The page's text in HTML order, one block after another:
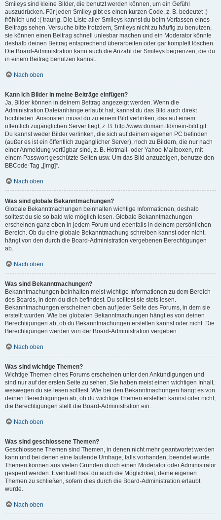
Smileys sind kleine Bilder, die benutzt werden können, um ein Gefühl
auszudrücken. Für jeden Smiley gibt es einen kurzen Code, z. B. bedeutet :)
fröhlich und :( traurig. Die Liste aller Smileys kannst du beim Verfassen eines
Beitrags sehen. Versuche bitte trotzdem, Smileys nicht zu häufig zu benutzen,
sie können einen Beitrag schnell unlesbar machen und ein Moderator könnte
deshalb deinen Beitrag entsprechend überarbeiten oder gar komplett löschen.
Die Board-Administration kann auch die Anzahl der Smileys begrenzen, die du
in einem Beitrag benutzen kannst.
Nach oben
Kann ich Bilder in meine Beiträge einfügen?
Ja, Bilder können in deinem Beitrag angezeigt werden. Wenn die
Administration Dateianhänge erlaubt hat, kannst du das Bild auch direkt
hochladen. Ansonsten musst du zu einem Bild verlinken, das auf einem
öffentlich zugänglichen Server liegt, z. B. http://www.domain.tld/mein-bild.gif.
Du kannst weder Bilder verlinken, die sich auf deinem eigenen PC befinden
(außer es ist ein öffentlich zugänglicher Server), noch zu Bildern, die nur nach
einer Anmeldung verfügbar sind, z. B. Hotmail- oder Yahoo-Mailboxen, mit
einem Passwort geschützte Seiten usw. Um das Bild anzuzeigen, benutze den
BBCode-Tag „[img]“.
Nach oben
Was sind globale Bekanntmachungen?
Globale Bekanntmachungen beinhalten wichtige Informationen, deshalb
solltest du sie so bald wie möglich lesen. Globale Bekanntmachungen
erscheinen ganz oben in jedem Forum und ebenfalls in deinem persönlichen
Bereich. Ob du eine globale Bekanntmachung schreiben kannst oder nicht,
hängt von den durch die Board-Administration vergebenen Berechtigungen
ab.
Nach oben
Was sind Bekanntmachungen?
Bekanntmachungen beinhalten meist wichtige Informationen zu dem Bereich
des Boards, in dem du dich befindest. Du solltest sie stets lesen.
Bekanntmachungen erscheinen oben auf jeder Seite des Forums, in dem sie
erstellt wurden. Wie bei globalen Bekanntmachungen hängt es von deinen
Berechtigungen ab, ob du Bekanntmachungen erstellen kannst oder nicht. Die
Berechtigungen werden von der Board-Administration vergeben.
Nach oben
Was sind wichtige Themen?
Wichtige Themen eines Forums erscheinen unter den Ankündigungen und
sind nur auf der ersten Seite zu sehen. Sie haben meist einen wichtigen Inhalt,
weswegen du sie lesen solltest. Wie bei den Bekanntmachungen hängt es von
deinen Berechtigungen ab, ob du wichtige Themen erstellen kannst oder nicht;
die Berechtigungen stellt die Board-Administration ein.
Nach oben
Was sind geschlossene Themen?
Geschlossene Themen sind Themen, in denen nicht mehr geantwortet werden
kann und bei denen eine laufende Umfrage, falls vorhanden, beendet wurde.
Themen können aus vielen Gründen durch einen Moderator oder Administrator
gesperrt werden. Eventuell hast du auch die Möglichkeit, deine eigenen
Themen zu schließen, sofern dies durch die Board-Administration erlaubt
wurde.
Nach oben